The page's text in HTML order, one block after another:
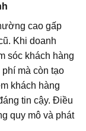
cao gấp
Khi doanh
sóc khách hàng
mà còn tạo
khách hàng
tin cậy. Điều
quy mô và phát